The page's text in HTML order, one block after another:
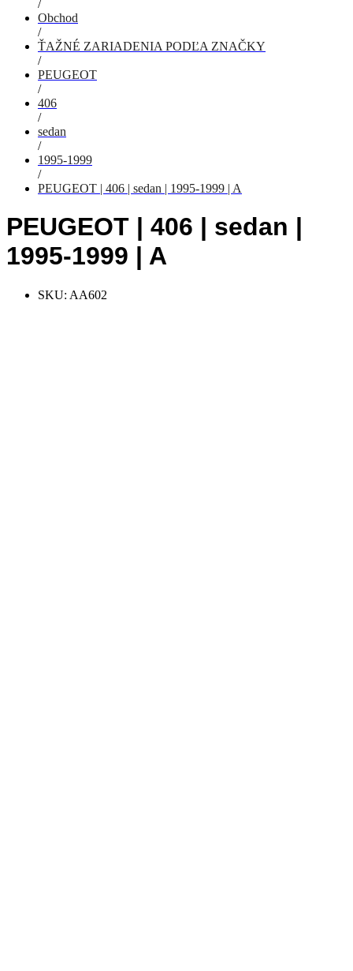
/
Obchod
/
ŤAŽNÉ ZARIADENIA PODĽA ZNAČKY
/
PEUGEOT
/
406
/
sedan
/
1995-1999
/
PEUGEOT | 406 | sedan | 1995-1999 | A
PEUGEOT | 406 | sedan |
1995-1999 | A
SKU: AA602